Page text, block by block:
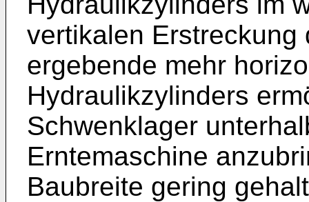
vertikalen Erstreckung
ergebende mehr
Hydraulikzylinders
Schwenklager
Erntemaschine
Baubreite gering